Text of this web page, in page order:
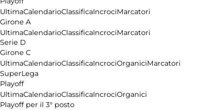
UltimaCalendarioClassificaIncrociMarcatori
Girone A
UltimaCalendarioClassificaIncrociMarcatori
Serie D
Girone C
UltimaCalendarioClassificaIncrociOrganiciMarcatori
SuperLega
Playoff
UltimaCalendarioClassificaIncrociOrganici
Playoff per il 3° posto